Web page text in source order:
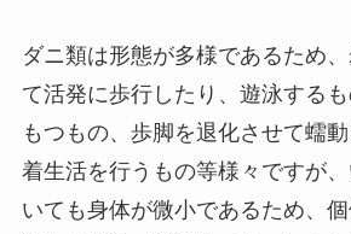
ダニ類は形態が多様であるため
て活発に歩行したり、遊泳する
もつもの、歩脚を退化させて蠕
着生活を行うもの等様々ですが
いても身体が微小であるため、